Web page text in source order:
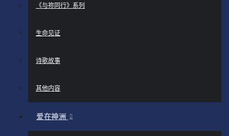
《与祢同行》系列
生命见证
诗歌故事
其他内容
爱在神洲